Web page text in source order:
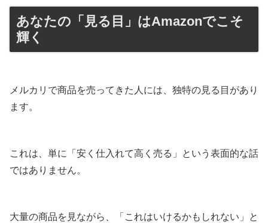
あなたの「見る目」はAmazonでこそ
輝く
メルカリで商品を売ってきた人には、独特の見る目があり
ます。
これは、単に「安く仕入れて高く売る」という表面的な話
ではありません。
大量の商品を見ながら、「これはいけるかもしれない」と